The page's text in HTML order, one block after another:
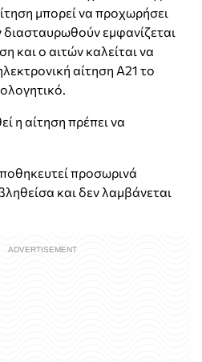
μπορεί να προχωρήσει
διασταυρωθούν εμφανίζεται
και ο αιτών καλείται να
αίτηση Α21 το
η αίτηση πρέπει να
προσωρινά
και δεν λαμβάνεται